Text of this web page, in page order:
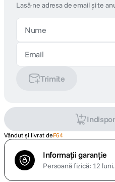
Lasă-ne adresa de email și te
Trimite
Vândut și livrat deF64
Informații garanție
Persoană fizică: 12 luni.